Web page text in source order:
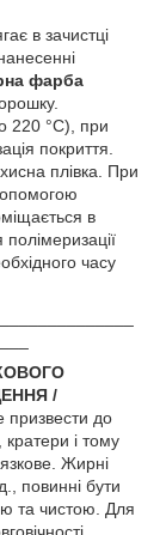
в зачистці
фарба
220 °С), при
покриття.
плівка. При
в
часу
/
призвести до
кратери і тому
Жирні
повинні бути
та чистою. Для